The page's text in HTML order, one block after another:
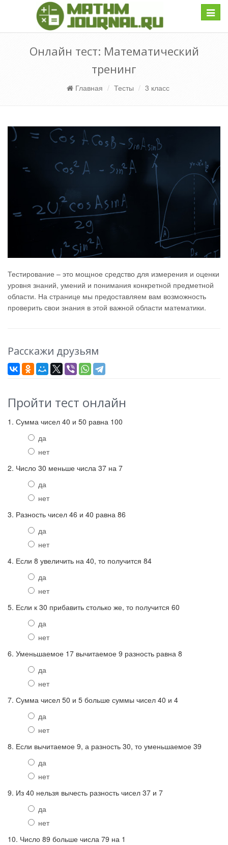
Онлайн тест: Математический
тренинг
Главная Тесты 3 класс
Тестирование – это мощное средство для измерения и оценки
уровня знаний, умений и понимания конкретной предметной
области. На странице мы предоставляем вам возможность
проверить свои знания в этой важной области математики.
Расскажи друзьям
Пройти тест онлайн
1. Сумма чисел 40 и 50 равна 100
да
нет
2. Число 30 меньше числа 37 на 7
да
нет
3. Разность чисел 46 и 40 равна 86
да
нет
4. Если 8 увеличить на 40, то получится 84
да
нет
5. Если к 30 прибавить столько же, то получится 60
да
нет
6. Уменьшаемое 17 вычитаемое 9 разность равна 8
да
нет
7. Сумма чисел 50 и 5 больше суммы чисел 40 и 4
да
нет
8. Если вычитаемое 9, а разность 30, то уменьшаемое 39
да
нет
9. Из 40 нельзя вычесть разность чисел 37 и 7
да
нет
10. Число 89 больше числа 79 на 1